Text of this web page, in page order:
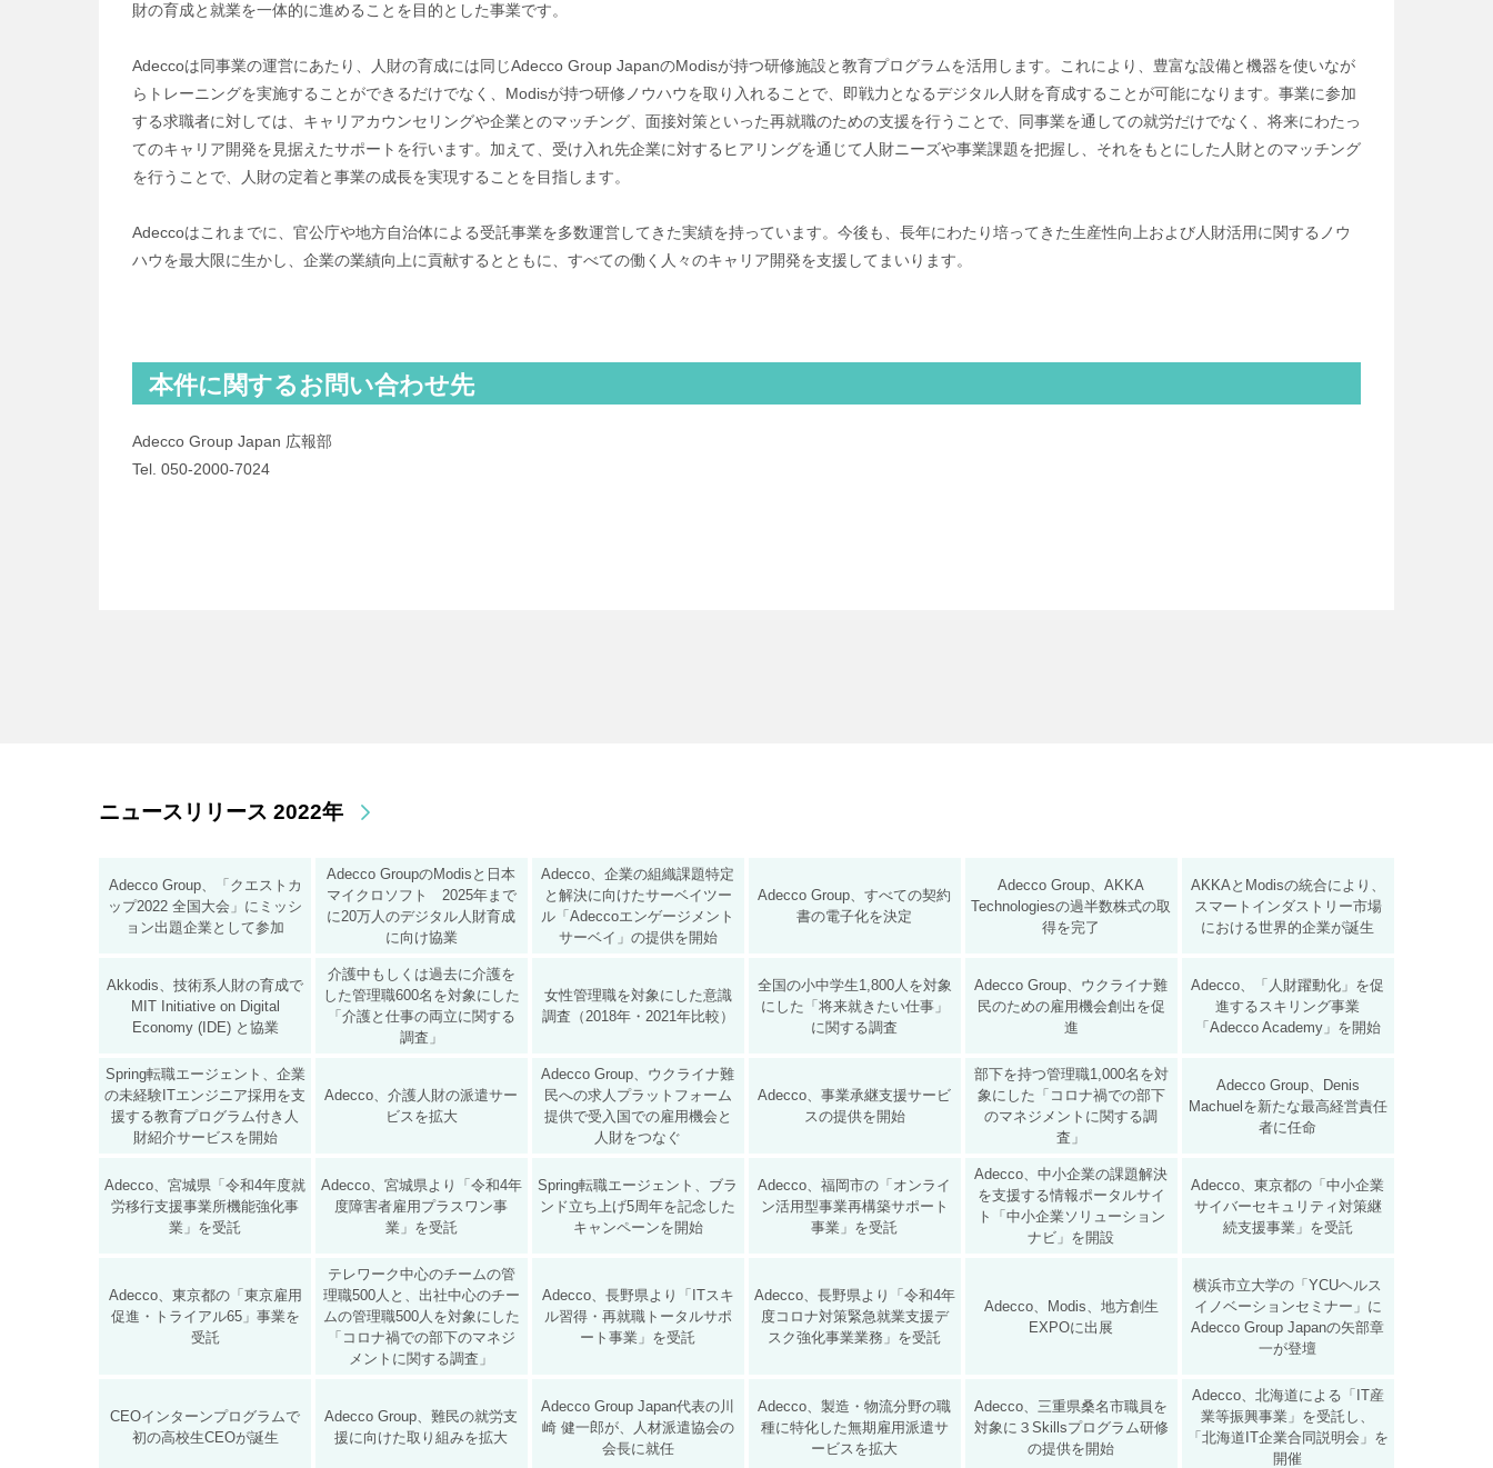
財の育成と就業を一体的に進めることを目的とした事業です。
Adeccoは同事業の運営にあたり、人財の育成には同じAdecco Group JapanのModisが持つ研修施設と教育プログラムを活用します。これにより、豊富な設備と機器を使いなが
らトレーニングを実施することができるだけでなく、Modisが持つ研修ノウハウを取り入れることで、即戦力となるデジタル人財を育成することが可能になります。事業に参加
する求職者に対しては、キャリアカウンセリングや企業とのマッチング、面接対策といった再就職のための支援を行うことで、同事業を通しての就労だけでなく、将来にわたっ
てのキャリア開発を見据えたサポートを行います。加えて、受け入れ先企業に対するヒアリングを通じて人財ニーズや事業課題を把握し、それをもとにした人財とのマッチング
を行うことで、人財の定着と事業の成長を実現することを目指します。
Adeccoはこれまでに、官公庁や地方自治体による受託事業を多数運営してきた実績を持っています。今後も、長年にわたり培ってきた生産性向上および人財活用に関するノウ
ハウを最大限に生かし、企業の業績向上に貢献するとともに、すべての働く人々のキャリア開発を支援してまいります。
本件に関するお問い合わせ先
Adecco Group Japan 広報部
Tel. 050‐2000‐7024
ニュースリリース 2022年
Adecco Group、「クエストカ
ップ2022 全国大会」にミッシ
ョン出題企業として参加
Adecco GroupのModisと日本
マイクロソフト 2025年まで
に20万人のデジタル人財育成
に向け協業
Adecco、企業の組織課題特定
と解決に向けたサーベイツー
ル「Adeccoエンゲージメント
サーベイ」の提供を開始
Adecco Group、すべての契約
書の電子化を決定
Adecco Group、AKKA
Technologiesの過半数株式の取
得を完了
AKKAとModisの統合により、
スマートインダストリー市場
における世界的企業が誕生
Akkodis、技術系人財の育成で
MIT Initiative on Digital
Economy (IDE) と協業
介護中もしくは過去に介護を
した管理職600名を対象にした
「介護と仕事の両立に関する
調査」
女性管理職を対象にした意識
調査（2018年・2021年比較）
全国の小中学生1,800人を対象
にした「将来就きたい仕事」
に関する調査
Adecco Group、ウクライナ難
民のための雇用機会創出を促
進
Adecco、「人財躍動化」を促
進するスキリング事業
「Adecco Academy」を開始
Spring転職エージェント、企業
の未経験ITエンジニア採用を支
援する教育プログラム付き人
財紹介サービスを開始
Adecco、介護人財の派遣サー
ビスを拡大
Adecco Group、ウクライナ難
民への求人プラットフォーム
提供で受入国での雇用機会と
人財をつなぐ
​Adecco、事業承継支援サービ
スの提供を開始
部下を持つ管理職1,000名を対
象にした「コロナ禍での部下
のマネジメントに関する調
査」
Adecco Group、Denis
Machuelを新たな最高経営責任
者に任命
Adecco、宮城県「令和4年度就
労移行支援事業所機能強化事
業」を受託
Adecco、宮城県より「令和4年
度障害者雇用プラスワン事
業」を受託
Spring転職エージェント、ブラ
ンド立ち上げ5周年を記念した
キャンペーンを開始
Adecco、福岡市の「オンライ
ン活用型事業再構築サポート
事業」を受託
Adecco、中小企業の課題解決
を支援する情報ポータルサイ
ト「中小企業ソリューション
ナビ」を開設
Adecco、東京都の「中小企業
サイバーセキュリティ対策継
続支援事業」を受託
Adecco、東京都の「東京雇用
促進・トライアル65」事業を
受託
テレワーク中心のチームの管
理職500人と、出社中心のチー
ムの管理職500人を対象にした
「コロナ禍での部下のマネジ
メントに関する調査」
Adecco、長野県より「ITスキ
ル習得・再就職トータルサポ
ート事業」を受託
Adecco、長野県より「令和4年
度コロナ対策緊急就業支援デ
スク強化事業業務」を受託
Adecco、Modis、地方創生
EXPOに出展
横浜市立大学の「YCUヘルス
イノベーションセミナー」に
Adecco Group Japanの矢部章
一が登壇
CEOインターンプログラムで
初の高校生CEOが誕生
Adecco Group、難民の就労支
援に向けた取り組みを拡大
Adecco Group Japan代表の川
崎 健一郎が、人材派遣協会の
会長に就任
Adecco、製造・物流分野の職
種に特化した無期雇用派遣サ
ービスを拡大
Adecco、三重県桑名市職員を
対象に３Skillsプログラム研修
の提供を開始
Adecco、北海道による「IT産
業等振興事業」を受託し、
「北海道IT企業合同説明会」を
開催